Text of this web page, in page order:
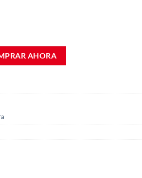
EDG 305 WI1490 cantidad
AHORA